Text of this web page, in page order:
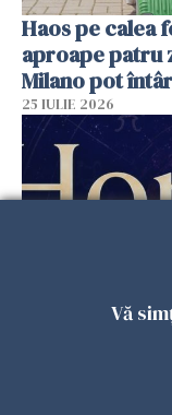
Haos pe calea
aproape patru
Milano pot
25 IULIE 2026
Horoscop
Vă